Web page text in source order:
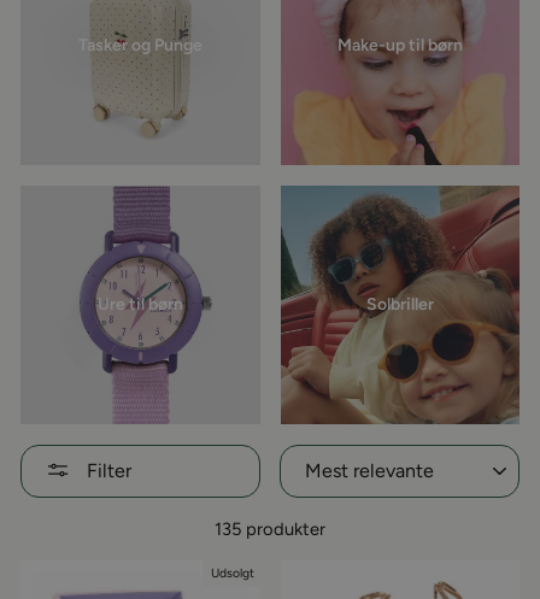
Tasker og Punge Make-up til børn
Ure til børn Solbriller
Filter
Sorter
135 produkter
Udsolgt